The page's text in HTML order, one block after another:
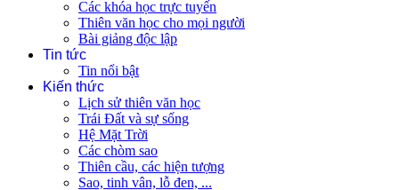
Các khóa học trực tuyến
Thiên văn học cho mọi người
Bài giảng độc lập
Tin tức
Tin nổi bật
Kiến thức
Lịch sử thiên văn học
Trái Đất và sự sống
Hệ Mặt Trời
Các chòm sao
Thiên cầu, các hiện tượng
Sao, tinh vân, lỗ đen, ...